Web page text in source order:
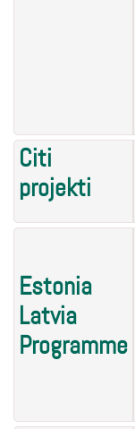
Citi
projekti
Estonia
Latvia
Programme